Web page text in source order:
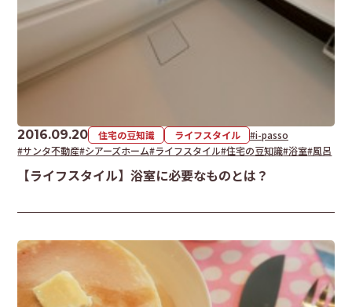
2016.09.20 住宅の豆知識 ライフスタイル
#i-passo
#サンタ不動産#シアーズホーム#ライフスタイル#住宅の豆知識#浴室#風呂
【ライフスタイル】浴室に必要なものとは？